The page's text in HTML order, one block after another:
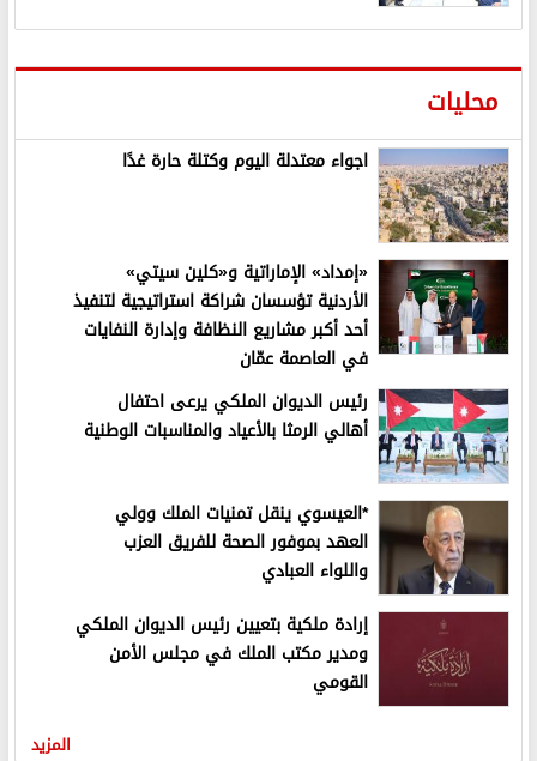
محليات
اجواء معتدلة اليوم وكتلة حارة غدًا
«إمداد» الإماراتية و«كلين سيتي»
الأردنية تؤسسان شراكة استراتيجية لتنفيذ
أحد أكبر مشاريع النظافة وإدارة النفايات
في العاصمة عمّان
رئيس الديوان الملكي يرعى احتفال
أهالي الرمثا بالأعياد والمناسبات الوطنية
*العيسوي ينقل تمنيات الملك وولي
العهد بموفور الصحة للفريق العزب
واللواء العبادي
إرادة ملكية بتعيين رئيس الديوان الملكي
ومدير مكتب الملك في مجلس الأمن
القومي
المزيد